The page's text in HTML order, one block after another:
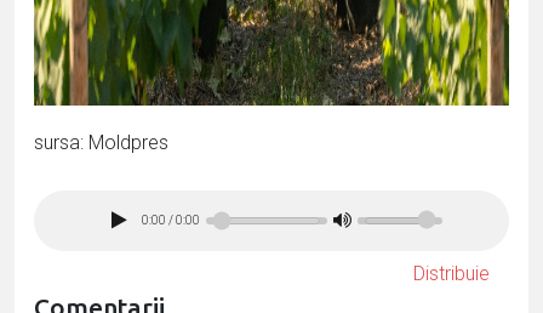
sursa: Moldpres
0:00 /0:00
Distribuie
Comentarii